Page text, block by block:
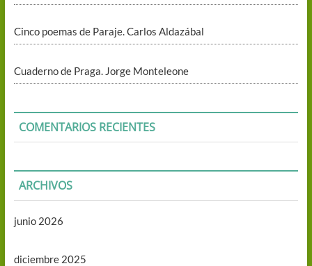
Cinco poemas de Paraje. Carlos Aldazábal
Cuaderno de Praga. Jorge Monteleone
COMENTARIOS RECIENTES
ARCHIVOS
junio 2026
diciembre 2025